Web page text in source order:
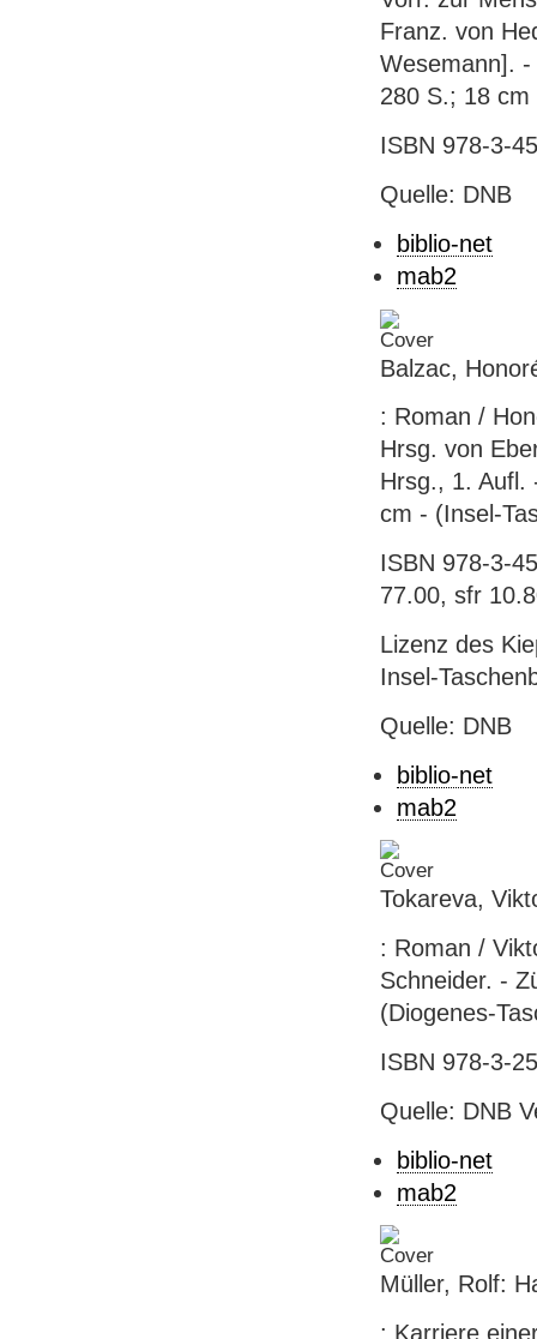
Franz. von
Wesemann].
280 S.; 18 cm
ISBN 978-3-
Quelle: DNB
biblio-net
mab2
Balzac,
: Roman /
Hrsg. von
Hrsg., 1. Aufl.
cm - (Insel-
ISBN 978-3-
77.00, sfr
Lizenz des
Insel-
Quelle: DNB
biblio-net
mab2
Tokareva,
: Roman /
Schneider. -
(Diogenes-
ISBN 978-3-
Quelle: DNB
biblio-net
mab2
Müller, Rolf:
: Karriere